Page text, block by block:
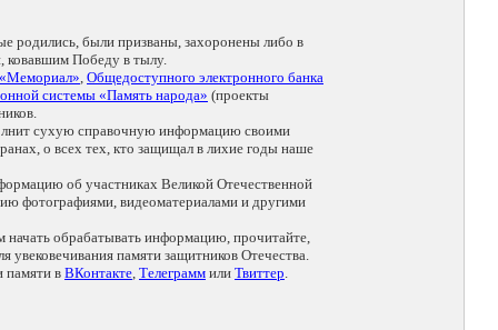
родились, были призваны, захоронены либо в
ковавшим Победу в тылу.
, Общедоступного электронного банка
системы «Память народа» (проекты
сухую справочную информацию своими
о всех тех, кто защищал в лихие годы наше
об участниках Великой Отечественной
фотографиями, видеоматериалами и другими
начать обрабатывать информацию, прочитайте,
памяти защитников Отечества.
памяти в ВКонтакте, Телеграмм или Твиттер.